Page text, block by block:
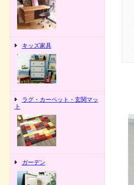
キッズ家具
ラグ・カーペット・玄関マッ
ト
ガーデン